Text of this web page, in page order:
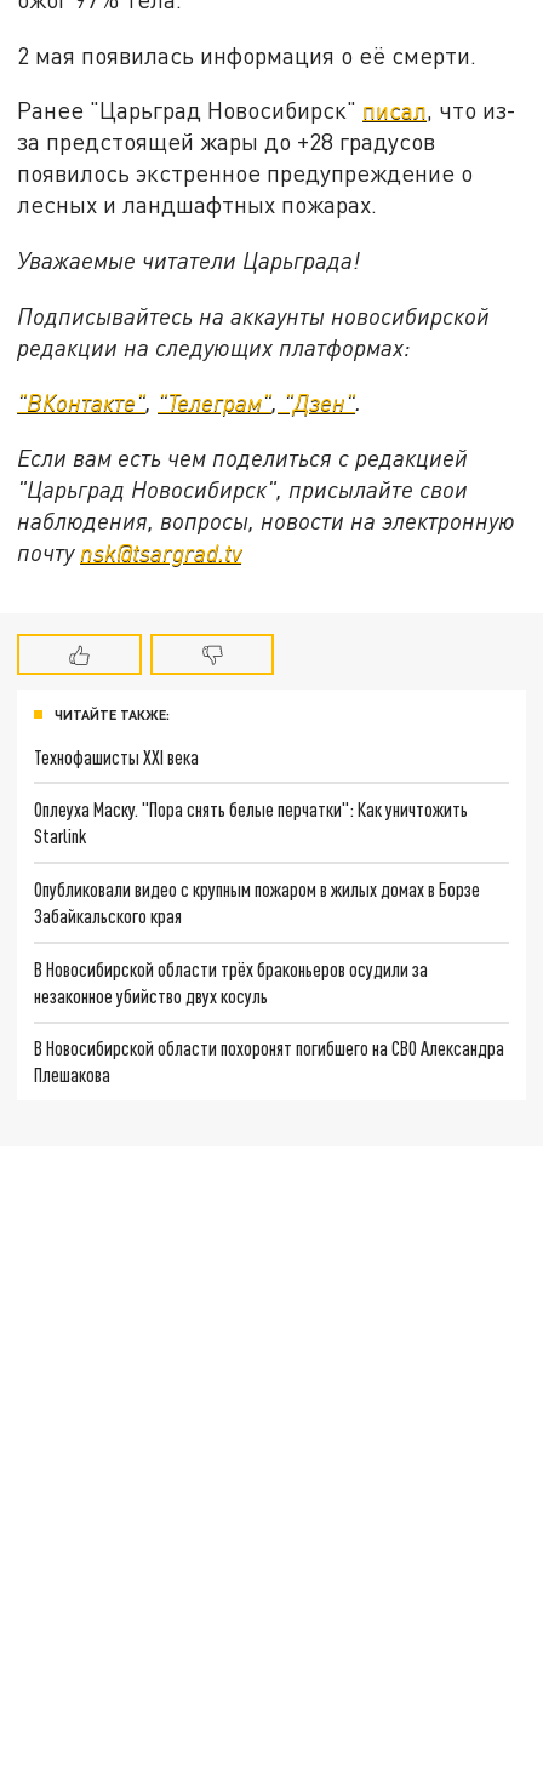
2 мая появилась информация о её смерти.
Ранее "Царьград Новосибирск" писал, что из-
за предстоящей жары до +28 градусов
появилось экстренное предупреждение о
лесных и ландшафтных пожарах.
Уважаемые читатели Царьграда!
Подписывайтесь на аккаунты новосибирской
редакции на следующих платформах:
"ВКонтакте", "Телеграм", "Дзен".
Если вам есть чем поделиться с редакцией
"Царьград Новосибирск", присылайте свои
наблюдения, вопросы, новости на электронную
почту nsk@tsargrad.tv
ЧИТАЙТЕ ТАКЖЕ:
Технофашисты XXI века
Оплеуха Маску. "Пора снять белые перчатки": Как уничтожить
Starlink
Опубликовали видео с крупным пожаром в жилых домах в Борзе
Забайкальского края
В Новосибирской области трёх браконьеров осудили за
незаконное убийство двух косуль
В Новосибирской области похоронят погибшего на СВО Александра
Плешакова